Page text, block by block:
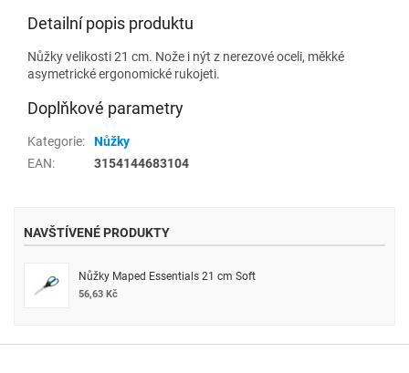
Detailní popis produktu
Nůžky velikosti 21 cm. Nože i nýt z nerezové oceli, měkké
asymetrické ergonomické rukojeti.
Doplňkové parametry
Kategorie:
Nůžky
EAN: 3154144683104
NAVŠTÍVENÉ PRODUKTY
Nůžky Maped Essentials 21 cm Soft
56,63 Kč